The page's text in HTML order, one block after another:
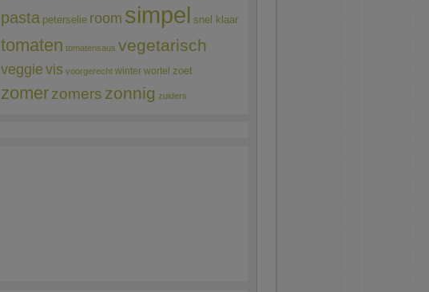
pasta peterselie room simpel snel klaar
tomaten tomatensaus vegetarisch
veggie vis voorgerecht winter wortel zoet
zomerzomers zonnig zuiders